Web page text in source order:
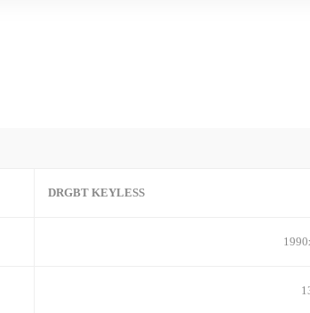
DRGBT KEYLESS